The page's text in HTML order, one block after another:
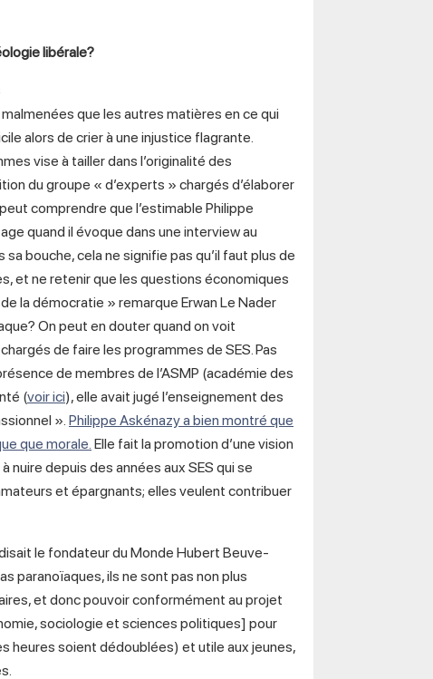
libérale?
que les autres matières en ce qui
alors de crier à une injustice flagrante.
vise à tailler dans l’originalité des
du groupe « d’experts » chargés d’élaborer
comprendre que l’estimable Philippe
quand il évoque dans une interview au
bouche, cela ne signifie pas qu’il faut plus de
et ne retenir que les questions économiques
la démocratie » remarque Erwan Le Nader
On peut en douter quand on voit
de faire les programmes de SES. Pas
de membres de l’ASMP (académie des
(voir ici), elle avait jugé l’enseignement des
». Philippe Askénazy a bien montré que
que morale. Elle fait la promotion d’une vision
nuire depuis des années aux SES qui se
et épargnants; elles veulent contribuer
le fondateur du Monde Hubert Beuve-
paranoïaques, ils ne sont pas non plus
et donc pouvoir conformément au projet
sociologie et sciences politiques] pour
heures soient dédoublées) et utile aux jeunes,